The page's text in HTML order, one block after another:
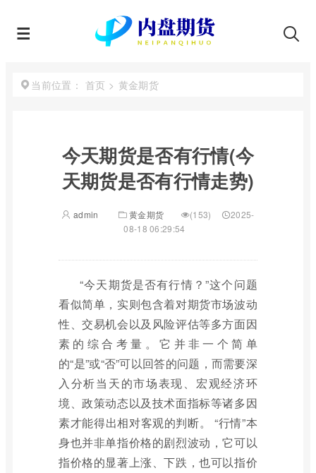
当前位置： 首页 > 黄金期货
今天期货是否有行情(今
天期货是否有行情走势)
admin 黄金期货 (153)
2025-
08-18 06:29:54
“今天期货是否有行情？”这个问题
看似简单，实则包含着对期货市场波动
性、交易机会以及风险评估等多方面因
素的综合考量。它并非一个简单
的“是”或“否”可以回答的问题，而需要深
入分析当天的市场表现、宏观经济环
境、政策动态以及技术面指标等诸多因
素才能得出相对客观的判断。 “行情”本
身也并非单指价格的剧烈波动，它可以
指价格的显著上涨、下跌，也可以指价